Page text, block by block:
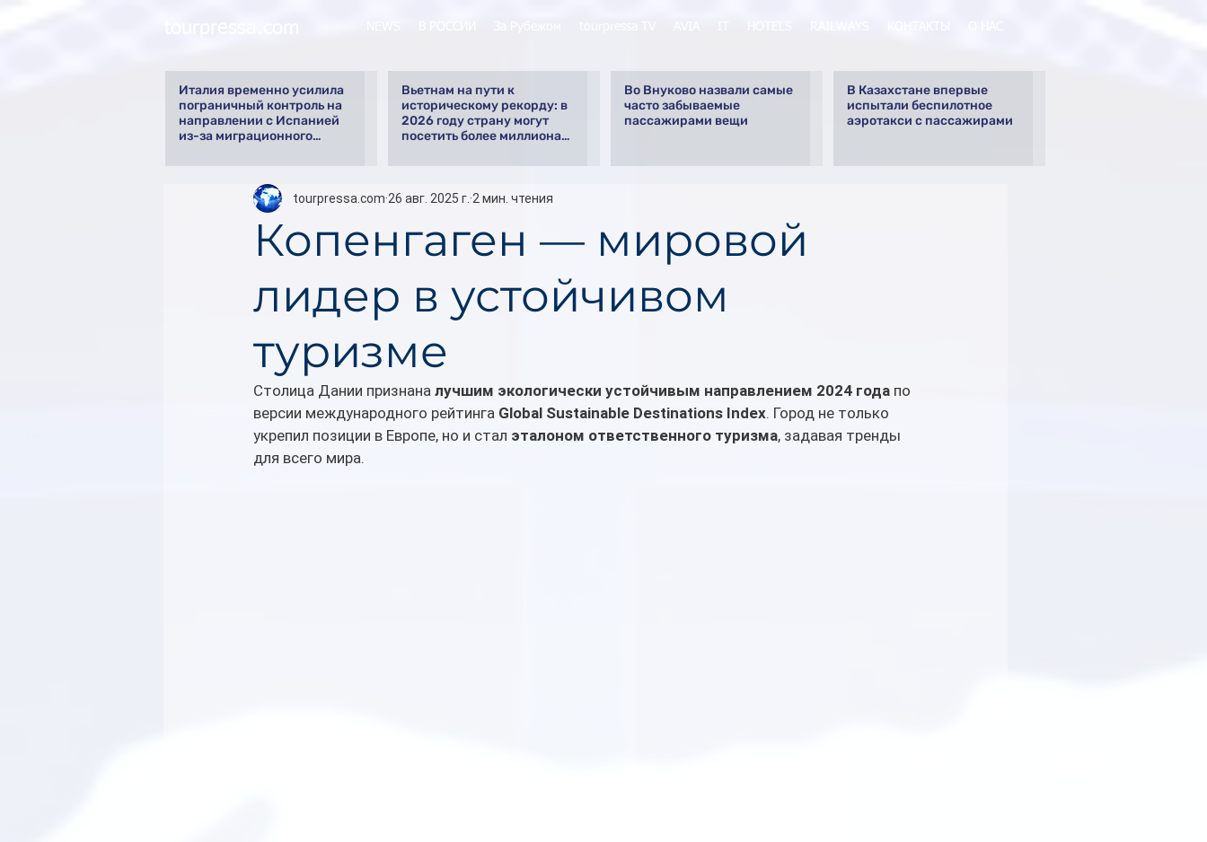
Италия временно усилила
пограничный контроль на
направлении с Испанией
из-за миграционного
Вьетнам на пути к
историческому рекорду: в
2026 году страну могут
посетить более миллиона
Во Внуково назвали самые
часто забываемые
пассажирами вещи
В Казахстане впервые
испытали беспилотное
аэротакси с пассажирами
Копенгаген — мировой
лидер в устойчивом
туризме
tourpressa.com 26 авг. 2025 г. 2 мин. чтения
Столица Дании признана лучшим экологически устойчивым направлением 2024 года по
версии международного рейтинга Global Sustainable Destinations Index. Город не только
укрепил позиции в Европе, но и стал эталоном ответственного туризма, задавая тренды
для всего мира.